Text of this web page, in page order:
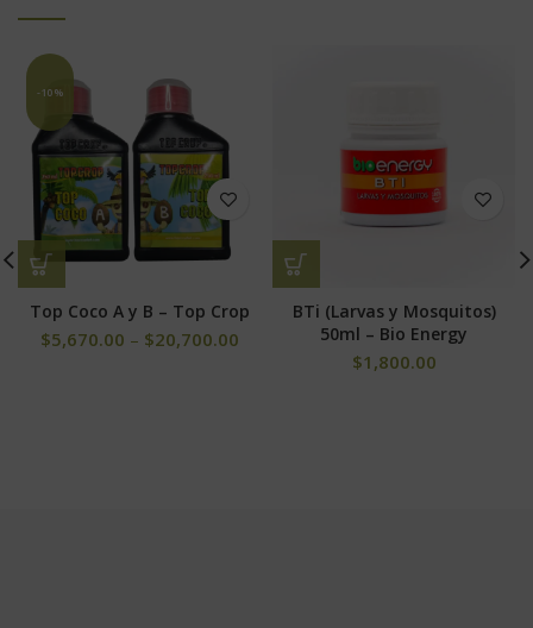
-10%
Top Coco A y B – Top Crop
$5,670.00 – $20,700.00
BTi (Larvas y Mosquitos)
50ml – Bio Energy
$1,800.00